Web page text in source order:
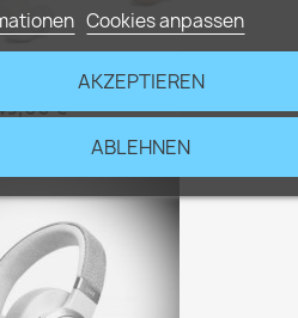
Wave Buds
€
Cookies anpassen
ABLEHNEN
AKZEPTIEREN